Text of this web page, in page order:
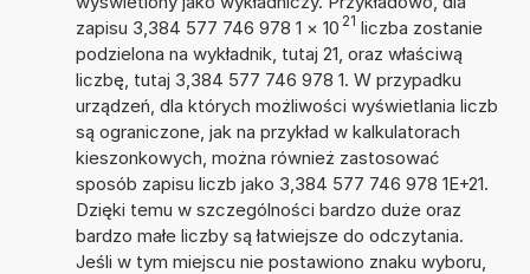
zapisu 3,384 577 746 978 1 × 10 21 liczba zostanie
podzielona na wykładnik, tutaj 21, oraz właściwą
liczbę, tutaj 3,384 577 746 978 1. W przypadku
urządzeń, dla których możliwości wyświetlania liczb
są ograniczone, jak na przykład w kalkulatorach
kieszonkowych, można również zastosować
sposób zapisu liczb jako 3,384 577 746 978 1E+21.
Dzięki temu w szczególności bardzo duże oraz
bardzo małe liczby są łatwiejsze do odczytania.
Jeśli w tym miejscu nie postawiono znaku wyboru,